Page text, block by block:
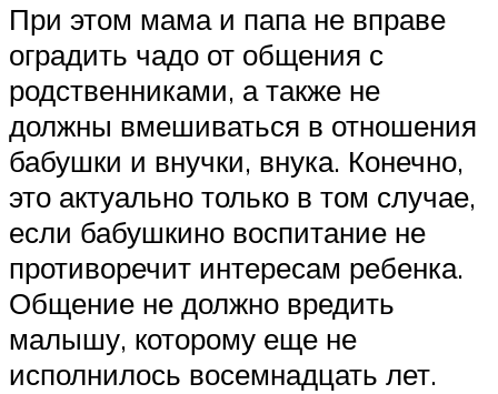
При этом мама и папа не вправе
оградить чадо от общения с
родственниками, а также не
должны вмешиваться в отношения
бабушки и внучки, внука. Конечно,
это актуально только в том случае,
если бабушкино воспитание не
противоречит интересам ребенка.
Общение не должно вредить
малышу, которому еще не
исполнилось восемнадцать лет.